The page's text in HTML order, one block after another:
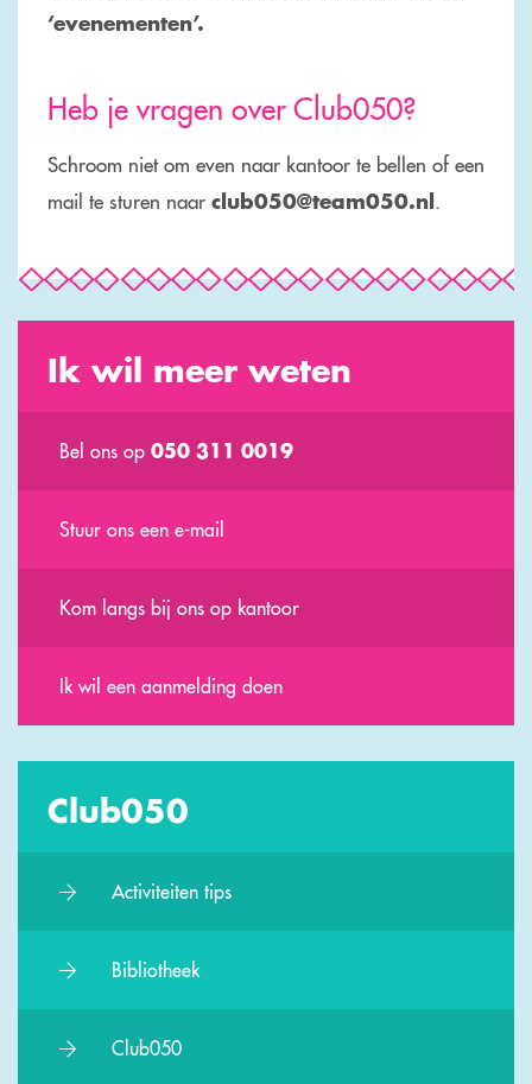
‘evenementen’.
Heb je vragen over Club050?
Schroom niet om even naar kantoor te bellen of een
mail te sturen naar club050@team050.nl.
Ik wil meer weten
Bel ons op 050 311 0019
Stuur ons een e-mail
Kom langs bij ons op kantoor
Ik wil een aanmelding doen
Club050
Activiteiten tips
Bibliotheek
Club050